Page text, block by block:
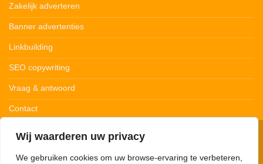
Wij waarderen uw privacy
We gebruiken cookies om uw browse-ervaring te verbeteren,
Zakelijk adverteren
Banner advertenties
Linkbuilding
SEO copywriting
Vraag & antwoord
Contact
Privacybeleid Cookiebeleid Disclaimer